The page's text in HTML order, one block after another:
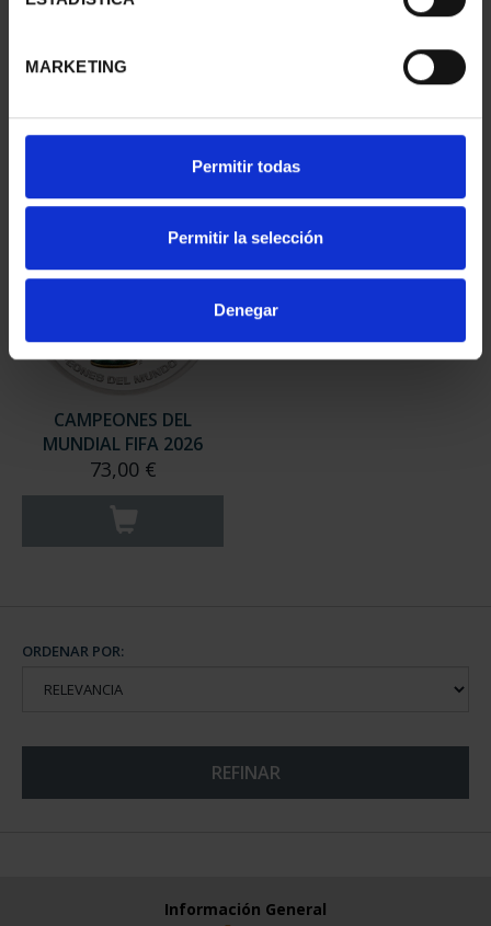
MARKETING
Permitir todas
Permitir la selección
Denegar
60,00 €
V CENT. ALVARO DE
BAZAN (2026) 4 REALES
CAMPEONES DEL
MUNDIAL FIFA 2026
73,00 €
ORDENAR POR:
REFINAR
Información General